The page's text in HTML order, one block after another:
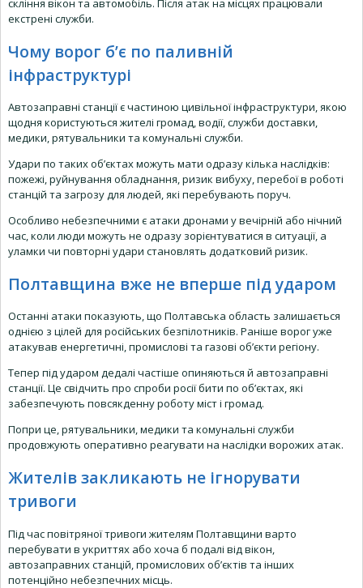
екстрені служби.
Чому ворог б’є по паливній
інфраструктурі
Автозаправні станції є частиною цивільної інфраструктури, якою
щодня користуються жителі громад, водії, служби доставки,
медики, рятувальники та комунальні служби.
Удари по таких об’єктах можуть мати одразу кілька наслідків:
пожежі, руйнування обладнання, ризик вибуху, перебої в роботі
станцій та загрозу для людей, які перебувають поруч.
Особливо небезпечними є атаки дронами у вечірній або нічний
час, коли люди можуть не одразу зорієнтуватися в ситуації, а
уламки чи повторні удари становлять додатковий ризик.
Полтавщина вже не вперше під ударом
Останні атаки показують, що Полтавська область залишається
однією з цілей для російських безпілотників. Раніше ворог уже
атакував енергетичні, промислові та газові об’єкти регіону.
Тепер під ударом дедалі частіше опиняються й автозаправні
станції. Це свідчить про спроби росії бити по об’єктах, які
забезпечують повсякденну роботу міст і громад.
Попри це, рятувальники, медики та комунальні служби
продовжують оперативно реагувати на наслідки ворожих атак.
Жителів закликають не ігнорувати
тривоги
Під час повітряної тривоги жителям Полтавщини варто
перебувати в укриттях або хоча б подалі від вікон,
автозаправних станцій, промислових об’єктів та інших
потенційно небезпечних місць.